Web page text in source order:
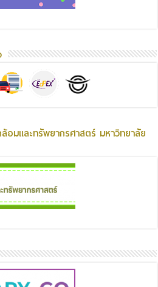
อมและทรัพยากรศาสตร์ มหาวิทยาลัย